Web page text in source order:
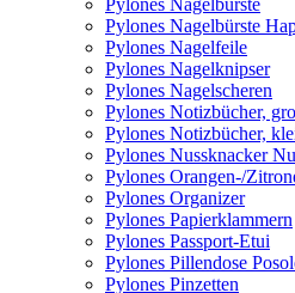
Pylones Nagelbürste
Pylones Nagelbürste
Pylones Nagelfeile
Pylones Nagelknipser
Pylones Nagelscheren
Pylones Notizbücher,
Pylones Notizbücher,
Pylones Nussknacker
Pylones Orangen-/
Pylones Organizer
Pylones Papierklammern
Pylones Passport-Etui
Pylones Pillendose
Pylones Pinzetten